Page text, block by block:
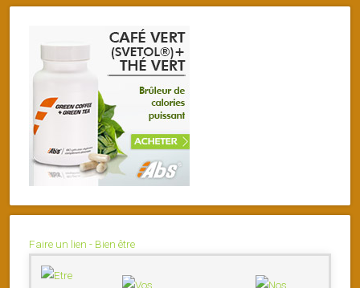
Faire un lien - Bien être